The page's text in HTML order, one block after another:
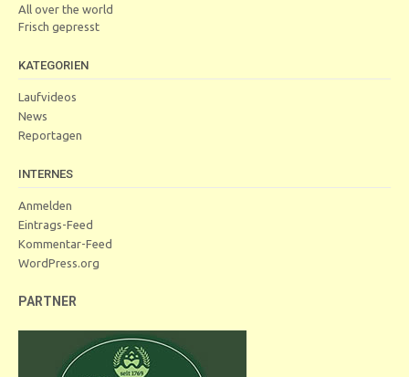
All over the world
Frisch gepresst
KATEGORIEN
Laufvideos
News
Reportagen
INTERNES
Anmelden
Eintrags-Feed
Kommentar-Feed
WordPress.org
PARTNER